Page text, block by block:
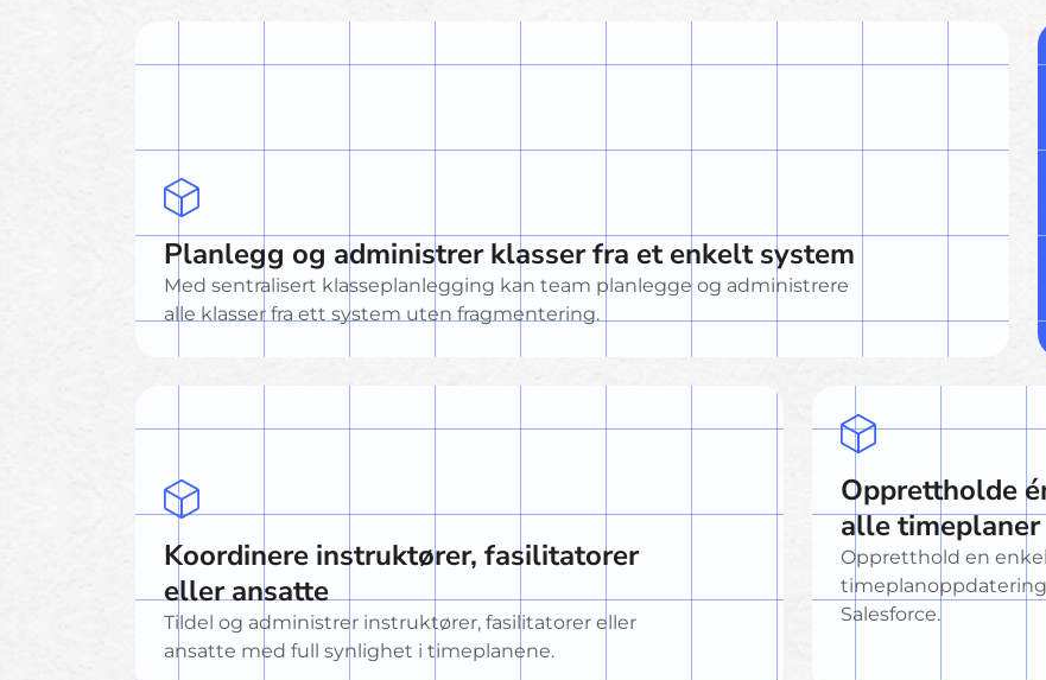
Planlegg og administrer klasser fra et enkelt system
Med sentralisert klasseplanlegging kan team planlegge og administrere
alle klasser fra ett system uten fragmentering.
Koordinere instruktører, fasilitatorer
eller ansatte
Tildel og administrer instruktører, fasilitatorer eller
ansatte med full synlighet i timeplanene.
Opprettholde
alle timeplaner
Oppretthold en
Salesforce.